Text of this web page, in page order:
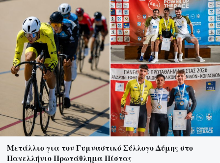
Μετάλλιο για τον Γυμναστικό Σύλλογο Δύμης στο
Πανελλήνιο Πρωτάθλημα Πίστας